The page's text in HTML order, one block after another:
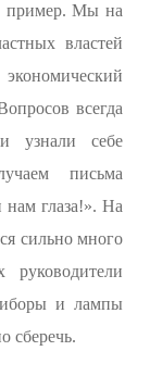
пример. Мы на
властей
всегда
узнали себе
письма
нам глаза!». На
сильно много
и лампы
сберечь.